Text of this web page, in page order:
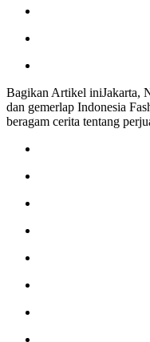
Bagikan Artikel iniJakarta,
dan gemerlap Indonesia
beragam cerita tentang